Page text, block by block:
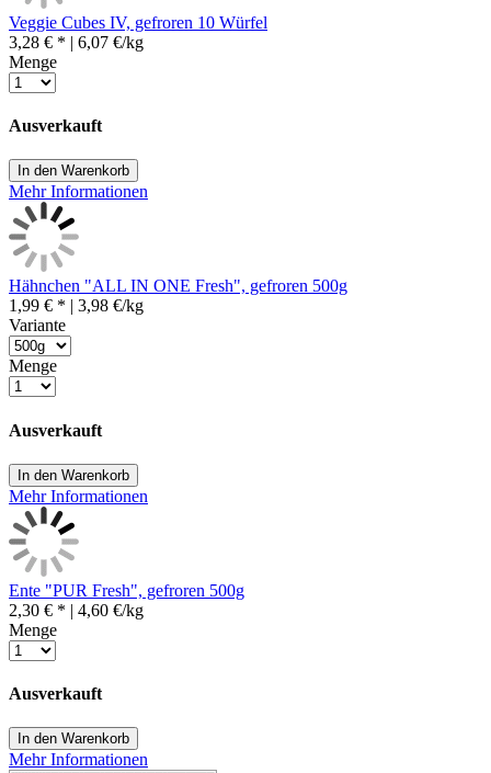
Veggie Cubes IV, gefroren 10 Würfel
3,28 € * | 6,07 €/kg
Menge
Ausverkauft
In den Warenkorb
Mehr Informationen
Hähnchen "ALL IN ONE Fresh", gefroren 500g
1,99 € * | 3,98 €/kg
Variante
Menge
Ausverkauft
In den Warenkorb
Mehr Informationen
Ente "PUR Fresh", gefroren 500g
2,30 € * | 4,60 €/kg
Menge
Ausverkauft
In den Warenkorb
Mehr Informationen